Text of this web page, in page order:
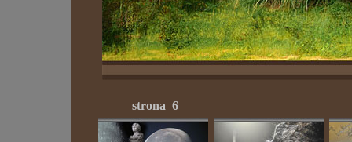
strona 6